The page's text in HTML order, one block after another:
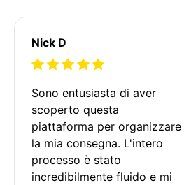
Nick D
Sono entusiasta di aver
scoperto questa
piattaforma per organizzare
la mia consegna. L'intero
processo è stato
incredibilmente fluido e mi